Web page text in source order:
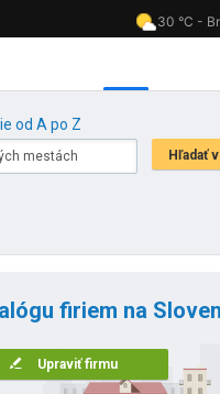
od A po Z
firiem na
Upraviť firmu